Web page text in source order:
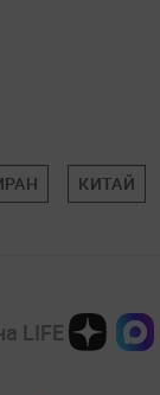
КИТАЙ
LIFE